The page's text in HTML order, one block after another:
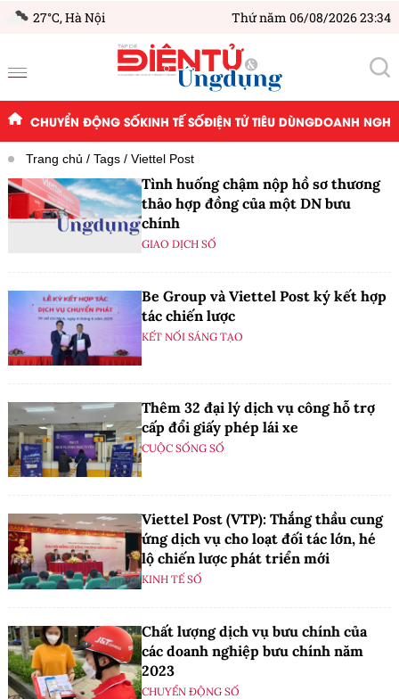
27°C,Hà Nội Thứ năm 06/08/2026 23:34
CHUYỂN ĐỘNG SỐKINH TẾ SỐĐIỆN TỬ TIÊU DÙNGDOANH
Trang chủ Tags Viettel Post
Tình huống chậm nộp hồ sơ thương
thảo hợp đồng của một DN bưu
chính
GIAO DỊCH SỐ
Be Group và Viettel Post ký kết hợp
tác chiến lược
KẾT NỐI SÁNG TẠO
Thêm 32 đại lý dịch vụ công hỗ trợ
cấp đổi giấy phép lái xe
CUỘC SỐNG SỐ
Viettel Post (VTP): Thắng thầu cung
ứng dịch vụ cho loạt đối tác lớn, hé
lộ chiến lược phát triển mới
KINH TẾ SỐ
Chất lượng dịch vụ bưu chính của
các doanh nghiệp bưu chính năm
2023
CHUYỂN ĐỘNG SỐ